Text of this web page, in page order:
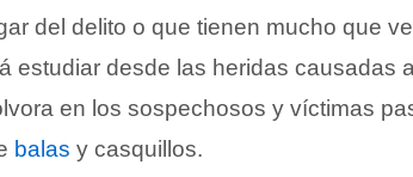
del delito o que tienen mucho que
estudiar desde las heridas causadas
en los sospechosos y víctimas
balas y casquillos.